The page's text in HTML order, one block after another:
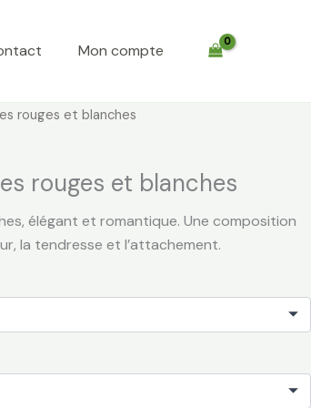
Mon compte
rouges et blanches
rouges et blanches
élégant et romantique. Une composition
la tendresse et l’attachement.